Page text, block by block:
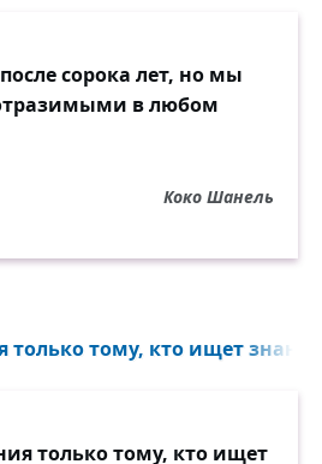
сорока лет, но мы
в любом
Коко Шанель
только тому, кто ищет
только тому, кто ищет